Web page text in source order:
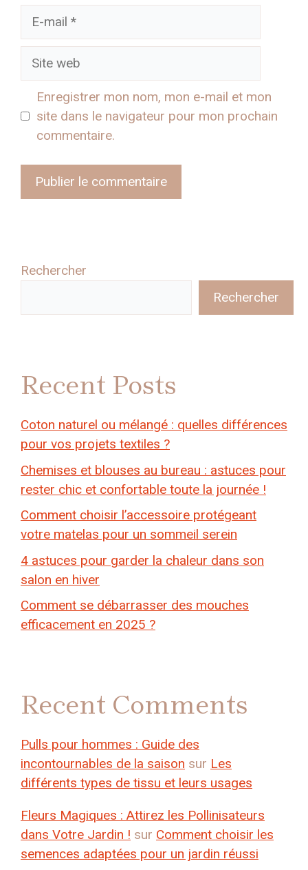
Enregistrer mon nom, mon e-mail et mon
site dans le navigateur pour mon prochain
commentaire.
Rechercher
Rechercher
Recent Posts
Coton naturel ou mélangé : quelles différences
pour vos projets textiles ?
Chemises et blouses au bureau : astuces pour
rester chic et confortable toute la journée !
Comment choisir l’accessoire protégeant
votre matelas pour un sommeil serein
4 astuces pour garder la chaleur dans son
salon en hiver
Comment se débarrasser des mouches
efficacement en 2025 ?
Recent Comments
Pulls pour hommes : Guide des
incontournables de la saison sur Les
différents types de tissu et leurs usages
Fleurs Magiques : Attirez les Pollinisateurs
dans Votre Jardin ! sur Comment choisir les
semences adaptées pour un jardin réussi